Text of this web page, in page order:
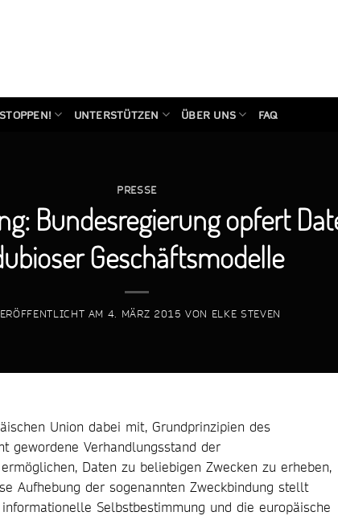
UNTERSTÜTZEN ÜBER UNS FAQ
PRESSE
Bundesregierung opfert
Geschäftsmodelle
AM 4. MÄRZ 2015 VON ELKE STEVEN
Union dabei mit, Grundprinzipien des
gewordene Verhandlungsstand der
Daten zu beliebigen Zwecken zu erheben,
Aufhebung der sogenannten Zweckbindung stellt
Selbstbestimmung und die europäische